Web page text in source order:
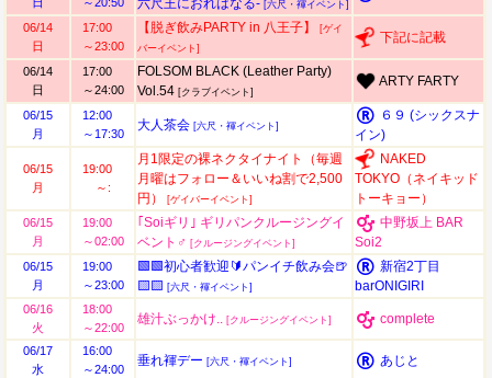
日 ～20:50 六尺王におれはなる- [六尺・褌イベント]
06/14
日
17:00
～23:00
【脱ぎ飲みPARTY in 八王子】
[ゲイ
バーイベント]
下記に記載
06/14
日
17:00
～24:00
FOLSOM BLACK (Leather Party)
Vol.54 [クラブイベント]
ARTY FARTY
06/15
月
12:00
～17:30
大人茶会 [六尺・褌イベント]
６９ (シックスナ
イン)
06/15
月
19:00
～:
月1限定の裸ネクタイナイト（毎週
月曜はフォロー＆いいね割で2,500
円）
[ゲイバーイベント]
NAKED
TOKYO（ネイキッド
トーキョー）
06/15
月
19:00
～02:00
｢Soiギリ｣ ギリパンクルージングイ
ベント♂ [クルージングイベント]
中野坂上 BAR
Soi2
06/15
月
19:00
～23:00
🟩🟩初心者歓迎🔰パンイチ飲み会🍺
🟨🟨 [六尺・褌イベント]
新宿2丁目
barONIGIRI
06/16
火
18:00
～22:00
雄汁ぶっかけ.. [クルージングイベント] complete
06/17
水
16:00
～24:00
垂れ褌デー [六尺・褌イベント] あじと